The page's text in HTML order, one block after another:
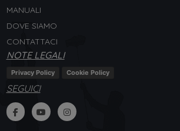
MANUALI
DOVE SIAMO
CONTATTACI
NOTE LEGALI
Privacy Policy Cookie Policy
SEGUICI